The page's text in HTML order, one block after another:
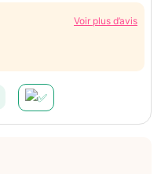
Voir plus d’avis